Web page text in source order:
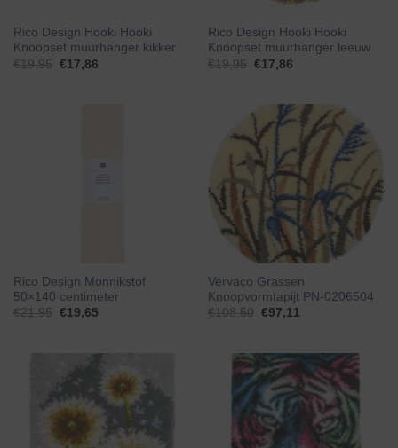
Rico Design Hooki Hooki
Knoopset muurhanger kikker
€ 19,95 €17,86
Rico Design Hooki Hooki
Knoopset muurhanger leeuw
€ 19,95 €17,86
Rico Design Monnikstof
50×140 centimeter
€21,95 €19,65
Vervaco Grassen
Knoopvormtapijt PN-0206504
€108,50 €97,11